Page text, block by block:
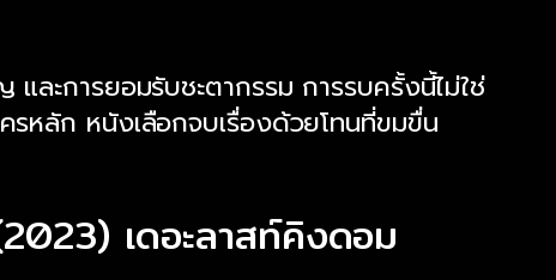
ะการยอมรับชะตากรรม การรบครั้งนี้ไม่ใช่
หลัก หนังเลือกจบเรื่องด้วยโทนที่ขมขื่น
เดอะลาสท์คิงดอม